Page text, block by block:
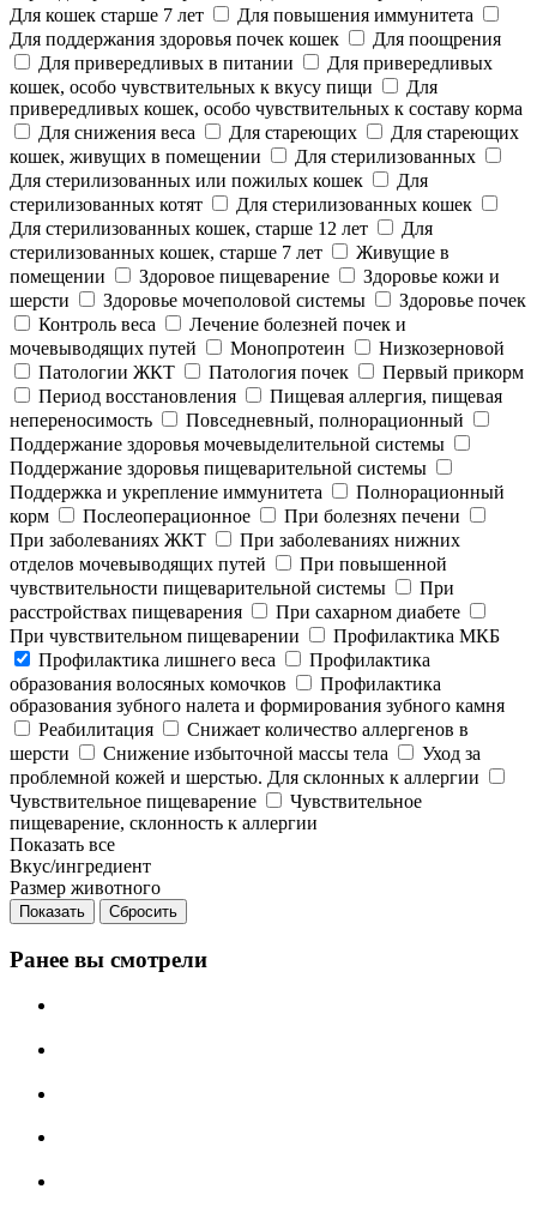
Для кошек старше 7 лет
Для повышения иммунитета
Для поддержания здоровья почек кошек
Для поощрения
Для привередливых в питании
Для привередливых
кошек, особо чувствительных к вкусу пищи
Для
привередливых кошек, особо чувствительных к составу корма
Для снижения веса
Для стареющих
Для стареющих
кошек, живущих в помещении
Для стерилизованных
Для стерилизованных или пожилых кошек
Для
стерилизованных котят
Для стерилизованных кошек
Для стерилизованных кошек, старше 12 лет
Для
стерилизованных кошек, старше 7 лет
Живущие в
помещении
Здоровое пищеварение
Здоровье кожи и
шерсти
Здоровье мочеполовой системы
Здоровье почек
Контроль веса
Лечение болезней почек и
мочевыводящих путей
Монопротеин
Низкозерновой
Патологии ЖКТ
Патология почек
Первый прикорм
Период восстановления
Пищевая аллергия, пищевая
непереносимость
Повседневный, полнорационный
Поддержание здоровья мочевыделительной системы
Поддержание здоровья пищеварительной системы
Поддержка и укрепление иммунитета
Полнорационный
корм
Послеоперационное
При болезнях печени
При заболеваниях ЖКТ
При заболеваниях нижних
отделов мочевыводящих путей
При повышенной
чувствительности пищеварительной системы
При
расстройствах пищеварения
При сахарном диабете
При чувствительном пищеварении
Профилактика МКБ
Профилактика лишнего веса
Профилактика
образования волосяных комочков
Профилактика
образования зубного налета и формирования зубного камня
Реабилитация
Снижает количество аллергенов в
шерсти
Снижение избыточной массы тела
Уход за
проблемной кожей и шерстью. Для склонных к аллергии
Чувствительное пищеварение
Чувствительное
пищеварение, склонность к аллергии
Показать все
Вкус/ингредиент
Размер животного
Сбросить
Ранее вы смотрели